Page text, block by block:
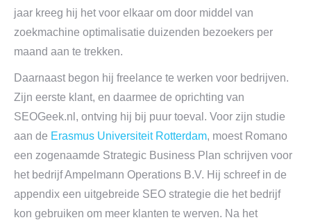
jaar kreeg hij het voor elkaar om door middel van
zoekmachine optimalisatie duizenden bezoekers per
maand aan te trekken.
Daarnaast begon hij freelance te werken voor bedrijven.
Zijn eerste klant, en daarmee de oprichting van
SEOGeek.nl, ontving hij bij puur toeval. Voor zijn studie
aan de Erasmus Universiteit Rotterdam, moest Romano
een zogenaamde Strategic Business Plan schrijven voor
het bedrijf Ampelmann Operations B.V. Hij schreef in de
appendix een uitgebreide SEO strategie die het bedrijf
kon gebruiken om meer klanten te werven. Na het